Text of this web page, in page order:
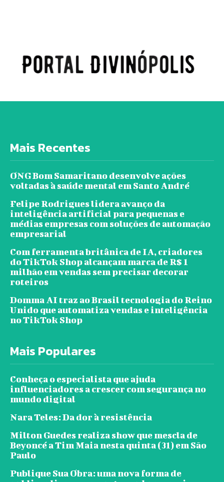
Mais Recentes
ONG Bom Samaritano desenvolve ações
voltadas à saúde mental em Santo André
Felipe Rodrigues lidera avanço da
inteligência artificial para pequenas e
médias empresas com soluções de automação
empresarial
Com ferramenta britânica de IA, criadores
do TikTok Shop alcançam marca de R$ 1
milhão em vendas sem precisar decorar
roteiros
Domma AI traz ao Brasil tecnologia do Reino
Unido que automatiza vendas e inteligência
no TikTok Shop
Mais Populares
Conheça o especialista que ajuda
influenciadores a crescer com segurança no
mundo digital
Nara Teles: Da dor à resistência
Milton Guedes realiza show que mescla de
Beyoncé a Tim Maia nesta quinta (31) em São
Paulo
Publique Sua Obra: uma nova forma de